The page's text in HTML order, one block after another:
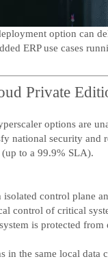
option can
ERP use cases
Private
options are
national security and
to a 99.9% SLA).
control plane
control of critical
is protected from
the same local data